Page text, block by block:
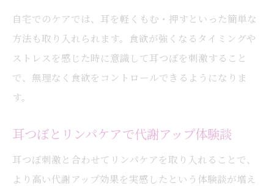
自宅でのケアでは、耳を軽くもむ・押すといった簡単な
方法も取り入れられます。食欲が強くなるタイミングや
ストレスを感じた時に意識して耳つぼを刺激すること
で、無理なく食欲をコントロールできるようになりま
す。
耳つぼとリンパケアで代謝アップ体験談
耳つぼ刺激と合わせてリンパケアを取り入れることで、
より高い代謝アップ効果を実感したという体験談が増え